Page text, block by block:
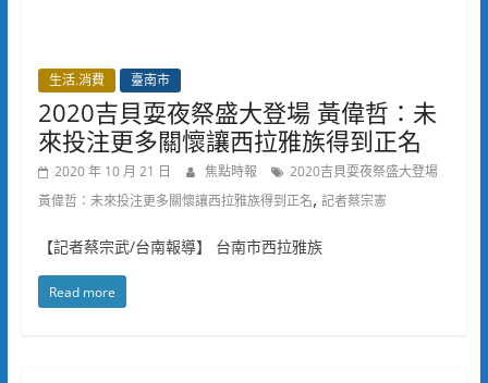
生活.消費 臺南市
2020吉貝耍夜祭盛大登場 黃偉哲：未
來投注更多關懷讓西拉雅族得到正名
2020 年 10 月 21 日 焦點時報
2020吉貝耍夜祭盛大登場
黃偉哲：未來投注更多關懷讓西拉雅族得到正名, 記者蔡宗憲
【記者蔡宗武/台南報導】 台南市西拉雅族
Read more